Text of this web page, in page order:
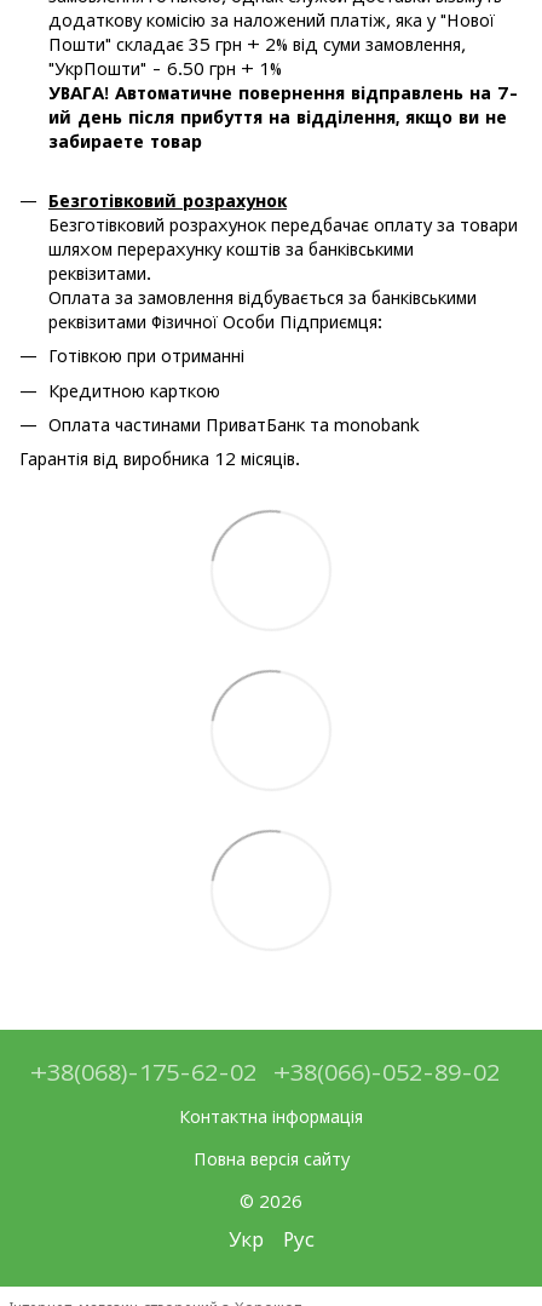
додаткову комісію за наложений платіж, яка у "Нової
Пошти" складає 35 грн + 2% від суми замовлення,
"УкрПошти" - 6.50 грн + 1%
УВАГА! Автоматичне повернення відправлень на 7-
ий день після прибуття на відділення, якщо ви не
забираете товар
Безготівковий розрахунок
Безготівковий розрахунок передбачає оплату за товари
шляхом перерахунку коштів за банківськими
реквізитами.
Оплата за замовлення відбувається за банківськими
реквізитами Фізичної Особи Підприємця:
Готівкою при отриманні
Кредитною карткою
Оплата частинами ПриватБанк та monobank
Гарантія від виробника 12 місяців.
+38(068)-175-62-02 +38(066)-052-89-02
Контактна інформація
Повна версія сайту
© 2026
Укр Рус